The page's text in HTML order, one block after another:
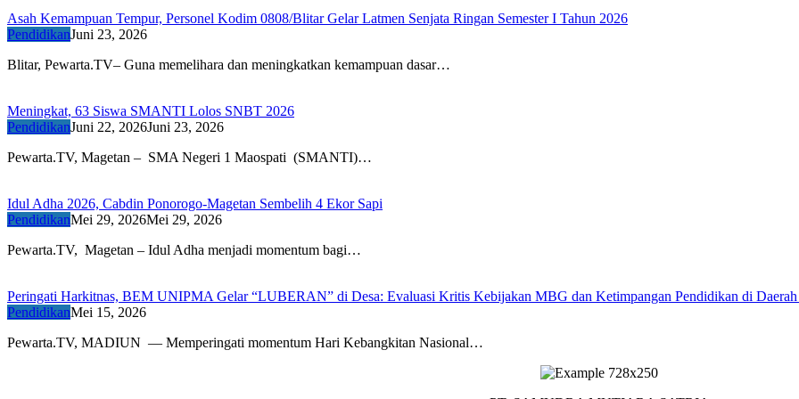
Asah Kemampuan Tempur, Personel Kodim 0808/Blitar Gelar Latmen Senjata Ringan Semester I Tahun 2026
PendidikanJuni 23, 2026
Blitar, Pewarta.TV– Guna memelihara dan meningkatkan kemampuan dasar…
Meningkat, 63 Siswa SMANTI Lolos SNBT 2026
PendidikanJuni 22, 2026Juni 23, 2026
Pewarta.TV, Magetan – SMA Negeri 1 Maospati (SMANTI)…
Idul Adha 2026, Cabdin Ponorogo-Magetan Sembelih 4 Ekor Sapi
PendidikanMei 29, 2026Mei 29, 2026
Pewarta.TV, Magetan – Idul Adha menjadi momentum bagi…
Peringati Harkitnas, BEM UNIPMA Gelar “LUBERAN” di Desa: Evaluasi Kritis Kebijakan MBG dan Ketimpangan Pendidikan di
PendidikanMei 15, 2026
Pewarta.TV, MADIUN — Memperingati momentum Hari Kebangkitan Nasional…